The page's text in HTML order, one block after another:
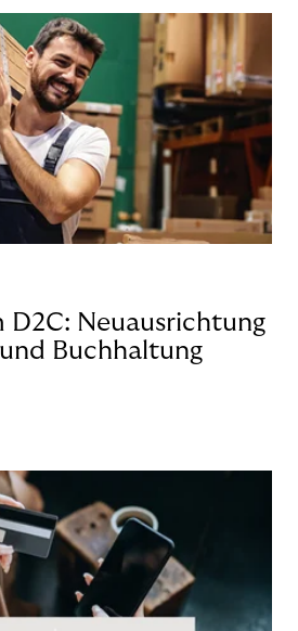
D2C: Neuausrichtung
Buchhaltung